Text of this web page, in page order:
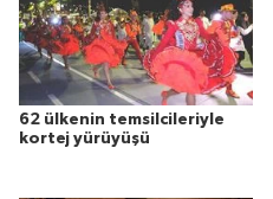
62 ülkenin temsilcileriyle
kortej yürüyüşü